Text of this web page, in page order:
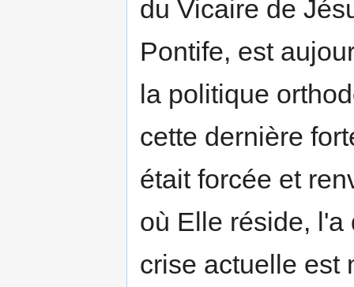
du Vicaire de
Pontife, est
la politique
cette dernière
était forcée et
où Elle réside,
crise actuelle est